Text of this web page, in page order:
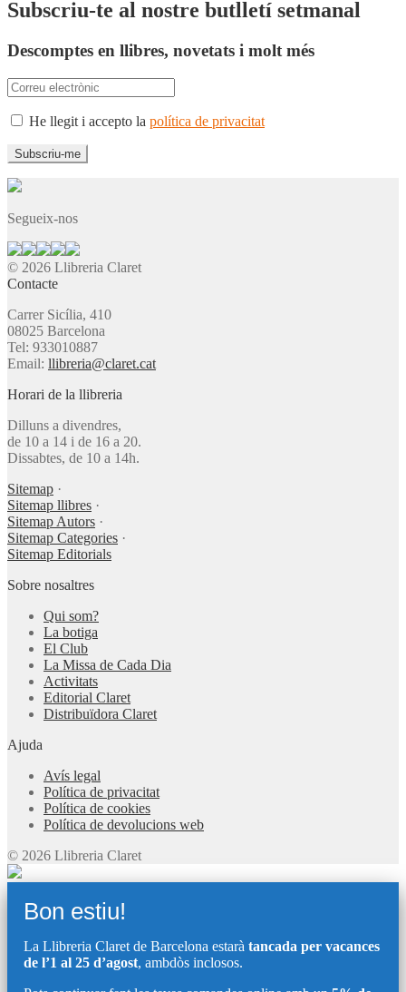
Subscriu-te al nostre butlletí setmanal
Descomptes en llibres, novetats i molt més
He llegit i accepto la política de privacitat
Segueix-nos
© 2026 Llibreria Claret
Contacte
Carrer Sicília, 410
08025 Barcelona
Tel: 933010887
Email: llibreria@claret.cat
Horari de la llibreria
Dilluns a divendres,
de 10 a 14 i de 16 a 20.
Dissabtes, de 10 a 14h.
Sitemap ·
Sitemap llibres ·
Sitemap Autors ·
Sitemap Categories ·
Sitemap Editorials
Sobre nosaltres
Qui som?
La botiga
El Club
La Missa de Cada Dia
Activitats
Editorial Claret
Distribuïdora Claret
Ajuda
Avís legal
Política de privacitat
Política de cookies
Política de devolucions web
© 2026 Llibreria Claret
Bon estiu!
La Llibreria Claret de Barcelona estarà tancada per vacances
de l’1 al 25 d’agost, ambdòs inclosos.